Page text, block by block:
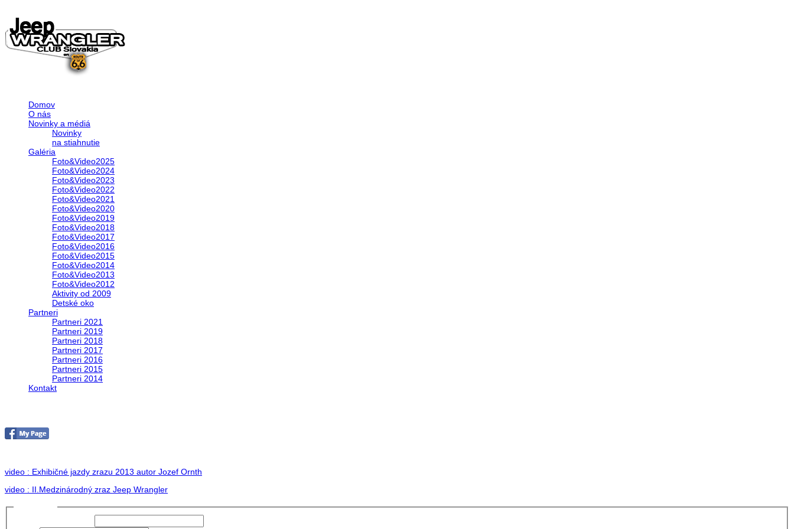
Domov
O nás
Novinky a médiá
Novinky
na stiahnutie
Galéria
Foto&Video2025
Foto&Video2024
Foto&Video2023
Foto&Video2022
Foto&Video2021
Foto&Video2020
Foto&Video2019
Foto&Video2018
Foto&Video2017
Foto&Video2016
Foto&Video2015
Foto&Video2014
Foto&Video2013
Foto&Video2012
Aktivity od 2009
Detské oko
Partneri
Partneri 2021
Partneri 2019
Partneri 2018
Partneri 2017
Partneri 2016
Partneri 2015
Partneri 2014
Kontakt
video : Exhibičné jazdy zrazu 2013 autor Jozef Ornth
video : II.Medzinárodný zraz Jeep Wrangler